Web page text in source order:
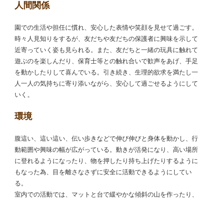
人間関係
園での生活や担任に慣れ、安心した表情や笑顔を見せて過ごす。
時々人見知りをするが、友だちや友だちの保護者に興味を示して
近寄っていく姿も見られる。また、友だちと一緒の玩具に触れて
遊ぶのを楽しんだり、保育士等との触れ合いで歓声をあげ、手足
を動かしたりして喜んでいる。引き続き、生理的欲求を満たし一
人一人の気持ちに寄り添いながら、安心して過ごせるようにして
いく。
環境
腹這い、這い這い、伝い歩きなどで伸び伸びと身体を動かし、行
動範囲や興味の幅が広がっている。動きが活発になり、高い場所
に登れるようになったり、物を押したり持ち上げたりするように
もなった為、目を離さなさずに安全に活動できるようにしてい
る。
室内での活動では、マットと台で緩やかな傾斜の山を作ったり、